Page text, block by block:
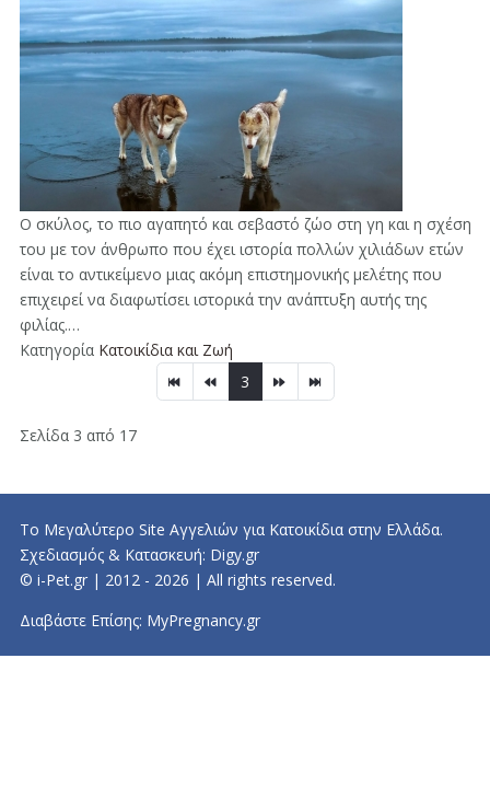
Ο σκύλος, το πιο αγαπητό και σεβαστό ζώο στη γη και η σχέση
του με τον άνθρωπο που έχει ιστορία πολλών χιλιάδων ετών
είναι το αντικείμενο μιας ακόμη επιστημονικής μελέτης που
επιχειρεί να διαφωτίσει ιστορικά την ανάπτυξη αυτής της
φιλίας.…
Κατηγορία Κατοικίδια και Ζωή
3
Σελίδα 3 από 17
Το Μεγαλύτερο Site Αγγελιών για Κατοικίδια στην Ελλάδα.
Σχεδιασμός & Κατασκευή: Digy.gr
© i-Pet.gr | 2012 - 2026 | All rights reserved.
Διαβάστε Επίσης: MyPregnancy.gr